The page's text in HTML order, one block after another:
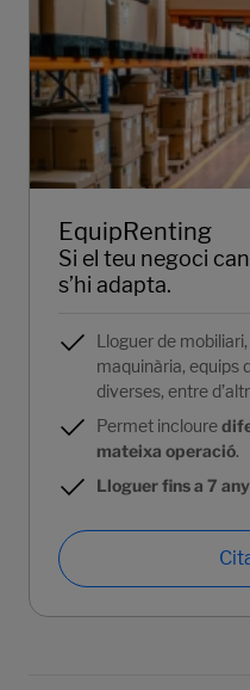
EquipRenting
Si el teu negoci
s’hi adapta.
Lloguer de
maquinària, equips
diverses, entre
Permet incloure
mateixa operació.
Lloguer fins a 7